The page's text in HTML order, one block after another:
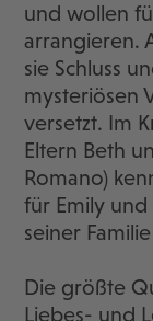
und wollen
arrangieren.
sie Schluss
mysteriösen
versetzt. Im
Eltern Beth
Romano)
für Emily
seiner
Die größte
Liebes- und